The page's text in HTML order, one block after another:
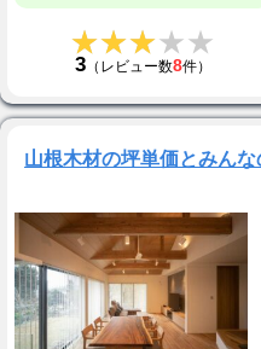
★★★★★
★★★★★
3（レビュー数8件）
山根木材の坪単価とみん